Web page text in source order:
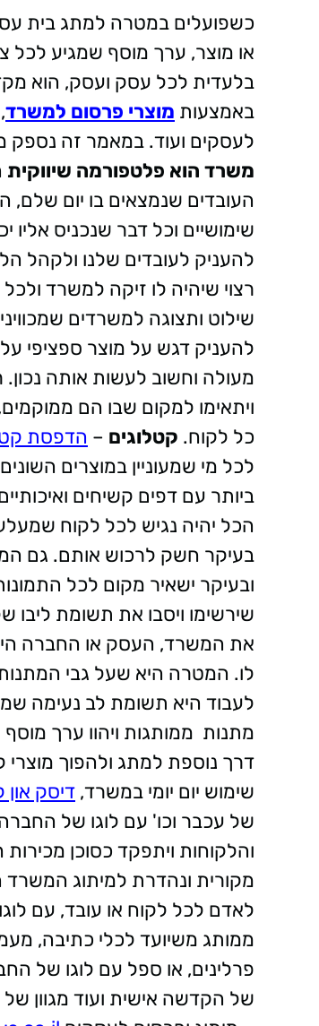
כשפועלים במטרה למתג בית
או מוצר, ערך מוסף שמגיע לכל
בלעדית לכל עסק ועסק, הוא
באמצעות מוצרי פרסום למשרד
לעסקים ועוד. במאמר זה
משרד הוא פלטפורמה שיווקית
העובדים שנמצאים בו יום שלם,
שימושיים וכל דבר שנכניס אליו
להעניק לעובדים שלנו ולקהל
רצוי שיהיה לו זיקה למשרד
שילוט ותצוגה למשרדים
להעניק דגש על מוצר ספציפי
מעולה וחשוב לעשות אותה
ויתאימו למקום שבו הם
כל לקוח. קטלוגים – הדפסת
לכל מי שמעוניין במוצרים
ביותר עם דפים קשיחים
הכל יהיה נגיש לכל לקוח
בעיקר חשק לרכוש אותם. גם
ובעיקר ישאיר מקום לכל
שירשימו ויסבו את תשומת ליבו
את המשרד, העסק או החברה
לו. המטרה היא שעל גבי
לעבוד היא תשומת לב נעימה
מתנות ממותגות ויהוו ערך
דרך נוספת למתג ולהפוך מוצרי
שימוש יום יומי במשרד, דיסק און
של עכבר וכו' עם לוגו של
והלקוחות ויתפקד כסוכן
מקורית ונהדרת למיתוג
לאדם לכל לקוח או עובד, עם
ממותג משיועד לכלי כתיבה,
פרלינים, או ספל עם לוגו של
של הקדשה אישית ועוד מגוון של